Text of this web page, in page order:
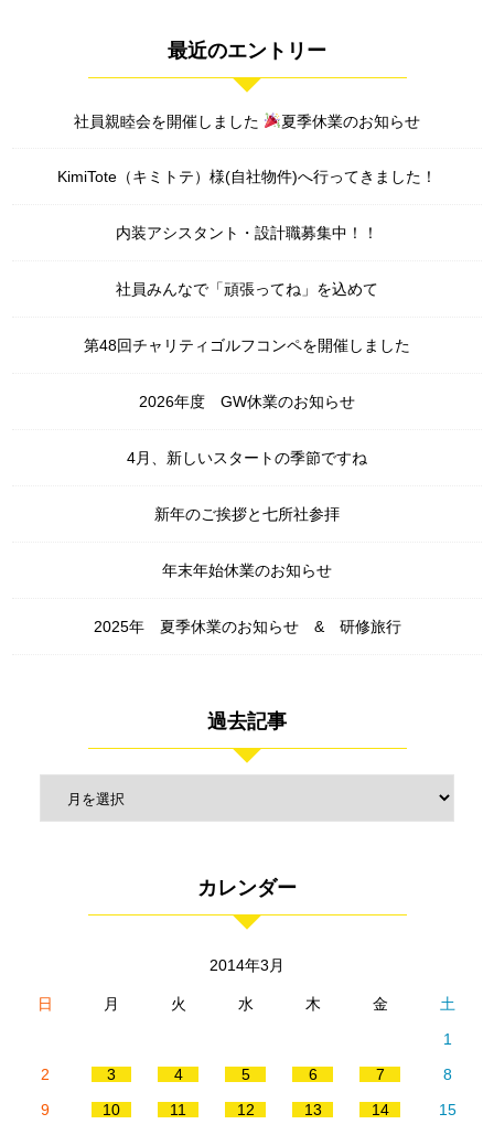
最近のエントリー
社員親睦会を開催しました 夏季休業のお知らせ
KimiTote（キミトテ）様(自社物件)へ行ってきました！
内装アシスタント・設計職募集中！！
社員みんなで「頑張ってね」を込めて
第48回チャリティゴルフコンペを開催しました
2026年度 GW休業のお知らせ
4月、新しいスタートの季節ですね
新年のご挨拶と七所社参拝
年末年始休業のお知らせ
2025年 夏季休業のお知らせ & 研修旅行
過去記事
カレンダー
2014年3月
日 月 火 水 木 金
土
1
2
3 4 5 6 7
8
9
10 11 12 13 14
15